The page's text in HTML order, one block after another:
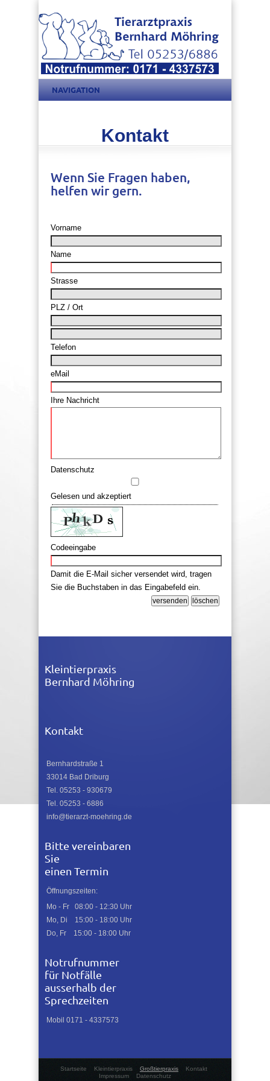
NAVIGATION
Kontakt
Wenn Sie Fragen haben,
helfen wir gern.
Vorname
Name
Strasse
PLZ / Ort
Telefon
eMail
Ihre Nachricht
Datenschutz
Gelesen und akzeptiert
Codeeingabe
Damit die E-Mail sicher versendet wird, tragen
Sie die Buchstaben in das Eingabefeld ein.
Kleintierpraxis
Bernhard Möhring
Kontakt
Bernhardstraße 1
33014 Bad Driburg
Tel. 05253 - 930679
Tel. 05253 - 6886
info@tierarzt-moehring.de
Bitte vereinbaren
Sie
einen Termin
Öffnungszeiten:
Mo - Fr 08:00 - 12:30 Uhr
Mo, Di 15:00 - 18:00 Uhr
Do, Fr 15:00 - 18:00 Uhr
Notrufnummer
für Notfälle
ausserhalb der
Sprechzeiten
Mobil 0171 - 4337573
Startseite Kleintierpraxis Großtierpraxis
Kontakt
Impressum
Datenschutz